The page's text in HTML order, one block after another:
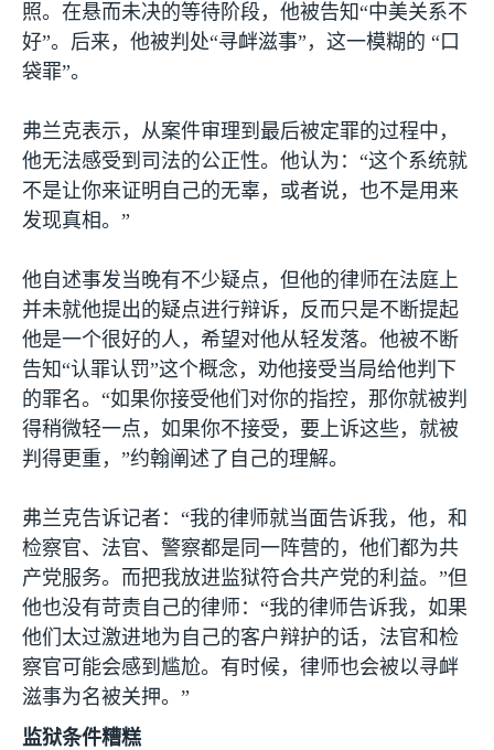
照。在悬而未决的等待阶段，他被告知“中美关系不
好”。后来，他被判处“寻衅滋事”，这一模糊的 “口
袋罪”。
弗兰克表示，从案件审理到最后被定罪的过程中，
他无法感受到司法的公正性。他认为：“这个系统就
不是让你来证明自己的无辜，或者说，也不是用来
发现真相。”
他自述事发当晚有不少疑点，但他的律师在法庭上
并未就他提出的疑点进行辩诉，反而只是不断提起
他是一个很好的人，希望对他从轻发落。他被不断
告知“认罪认罚”这个概念，劝他接受当局给他判下
的罪名。“如果你接受他们对你的指控，那你就被判
得稍微轻一点，如果你不接受，要上诉这些，就被
判得更重，”约翰阐述了自己的理解。
弗兰克告诉记者：“我的律师就当面告诉我，他，和
检察官、法官、警察都是同一阵营的，他们都为共
产党服务。而把我放进监狱符合共产党的利益。”但
他也没有苛责自己的律师：“我的律师告诉我，如果
他们太过激进地为自己的客户辩护的话，法官和检
察官可能会感到尴尬。有时候，律师也会被以寻衅
滋事为名被关押。”
监狱条件糟糕